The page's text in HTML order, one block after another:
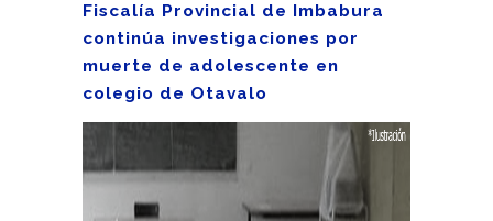
Fiscalía Provincial de Imbabura
continúa investigaciones por
muerte de adolescente en
colegio de Otavalo